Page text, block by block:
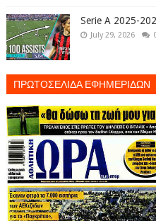
Serie A 2025-
July 29, 2026
ΠΡΩΤΟΣΕΛΙΔΑ ΕΦΗΜΕΡΙΔΩΝ